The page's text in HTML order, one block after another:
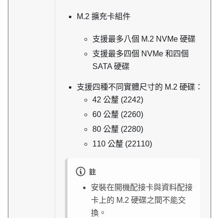
M.2 擴充卡組件
支援最多八個 M.2 NVMe 硬碟
支援最多四個 NVMe 和四個
SATA 硬碟
支援四種不同實體尺寸的 M.2 硬碟：
42 公釐 (2242)
60 公釐 (2260)
80 公釐 (2280)
110 公釐 (22110)
註
安裝在開機配接卡與資料配接
卡上的 M.2 硬碟之間不能交
換。